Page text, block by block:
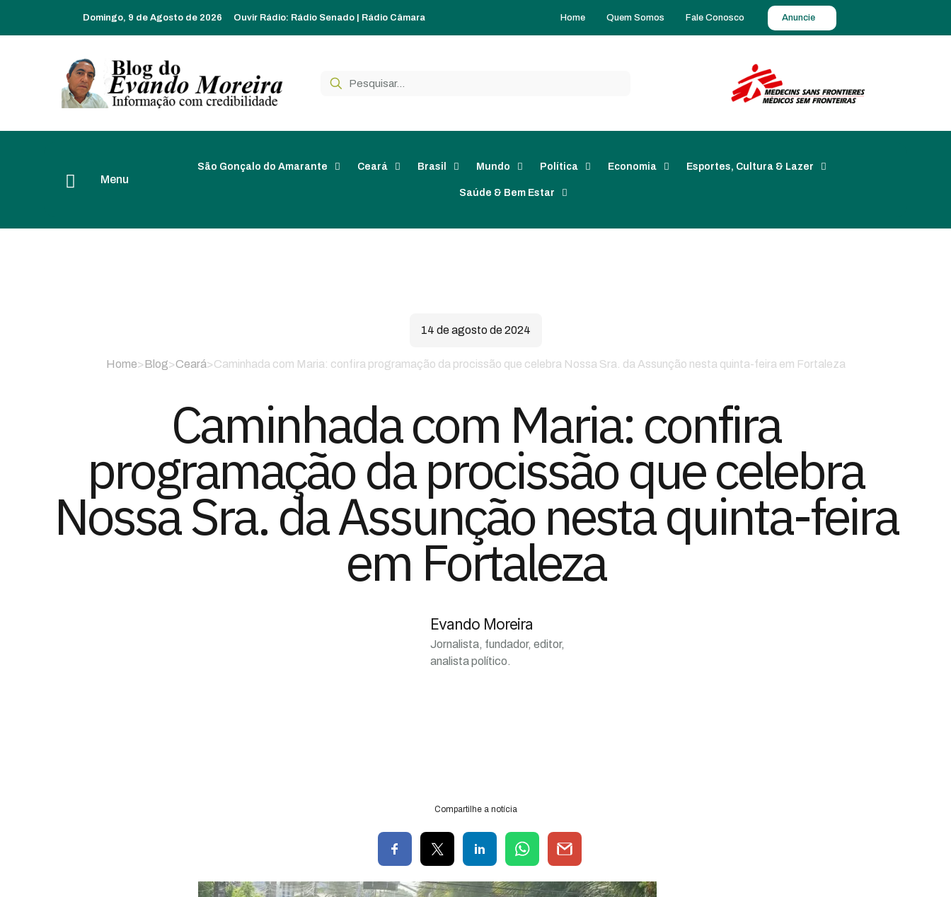
Domingo, 9 de Agosto de 2026 Ouvir Rádio: Rádio Senado Rádio Câmara Home Quem Somos Fale Conosco Anuncie
Menu
São Gonçalo do Amarante Ceará Brasil Mundo Política Economia Esportes, Cultura & Lazer
Saúde & Bem Estar
14 de agosto de 2024
Home> Blog>Ceará>Caminhada com Maria: confira programação da procissão que celebra Nossa Sra. da Assunção nesta quinta-feira em Fortaleza
Caminhada com Maria: confira
programação da procissão que celebra
Nossa Sra. da Assunção nesta quinta-feira
em Fortaleza
Evando Moreira
Jornalista, fundador, editor,
analista político.
Compartilhe a notícia